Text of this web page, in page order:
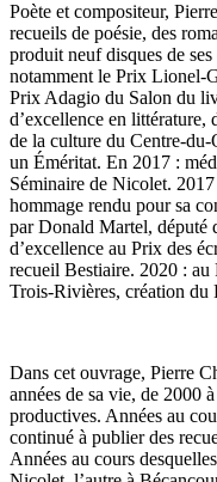
Poète et compositeur,
recueils de poésie, des
produit neuf disques de
notamment le Prix Lionel-
Prix Adagio du Salon du
d’excellence en littérature,
de la culture du Centre-
un Éméritat. En 2017 :
Séminaire de Nicolet.
hommage rendu pour sa
par Donald Martel, député
d’excellence au Prix des
recueil Bestiaire. 2020 : au
Trois-Rivières, création du
Dans cet ouvrage, Pierre
années de sa vie, de 2000
productives. Années au
continué à publier des
Années au cours